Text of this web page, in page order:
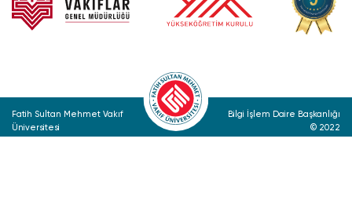
Fatih Sultan Mehmet Vakıf
Üniversitesi
Bilgi İşlem Daire Başkanlığı
© 2022